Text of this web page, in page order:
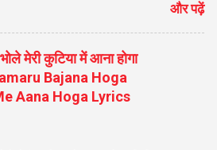
बड़ा ही तपारी मेरा भोले अमली मेरा
करता नंदी की सवारी...
पायी वीट झाली भाग्यवंत लिरिक्स
लिरिक्स विठ्ठल विठ्ठल लिरिक्स
पहा विटेवरी लिरिक्स माझे माहेर पंढरी
रूप झालो लिरिक्स विठुमाऊली तू माऊली
फक्त एक दान लिरिक्स नाही रे नाही
जिवण जाळीले रे बाळा तुन नाही पानी
मला पावशील का लिरिक लिरिक्स सुंदर ते
और पढ़ें
मेरी कुटिया में आना होगा
Bajana Hoga
Aana Hoga Lyrics